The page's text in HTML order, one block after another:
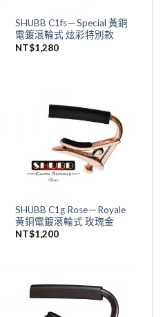
SHUBB C1fs－Special 黃銅
電鍍滾輪式 炫彩特別款
NT$1,280
SHUBB C1g Rose－Royale
黃銅電鍍滾輪式 玫瑰金
NT$1,200